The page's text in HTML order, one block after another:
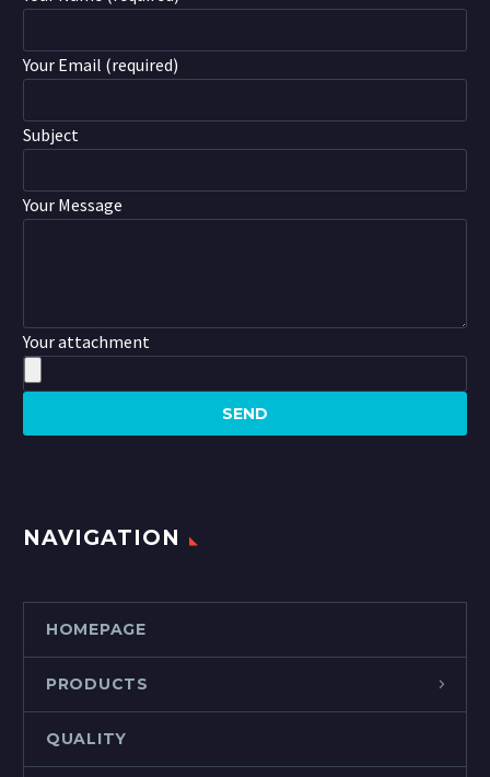
Your Email (required)
Subject
Your Message
Your attachment
NAVIGATION
HOMEPAGE
PRODUCTS
QUALITY